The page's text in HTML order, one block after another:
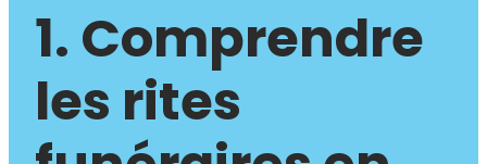
1. Comprendre
les rites